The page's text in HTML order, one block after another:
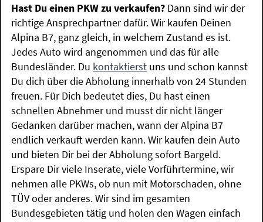
Hast Du einen PKW zu verkaufen? Dann sind wir der
richtige Ansprechpartner dafür. Wir kaufen Deinen
Alpina B7, ganz gleich, in welchem Zustand es ist.
Jedes Auto wird angenommen und das für alle
Bundesländer. Du kontaktierst uns und schon kannst
Du dich über die Abholung innerhalb von 24 Stunden
freuen. Für Dich bedeutet dies, Du hast einen
schnellen Abnehmer und musst dir nicht länger
Gedanken darüber machen, wann der Alpina B7
endlich verkauft werden kann. Wir kaufen dein Auto
und bieten Dir bei der Abholung sofort Bargeld.
Erspare Dir viele Inserate, viele Vorführtermine, wir
nehmen alle PKWs, ob nun mit Motorschaden, ohne
TÜV oder anderes. Wir sind im gesamten
Bundesgebieten tätig und holen den Wagen einfach